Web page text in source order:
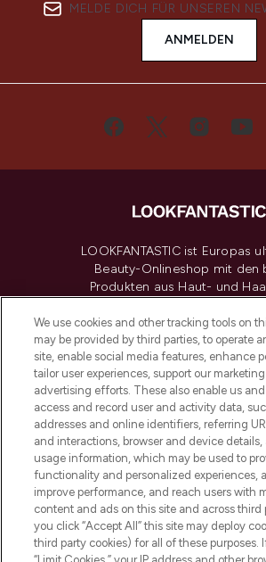
MELDE DICH FÜR UNSEREN
ANMELDEN
LOOKFANTASTIC ist Europas
Beauty-Onlineshop mit den
Produkten aus Haut- und
renommierten Marken.
oder über die App mit
Lieferung ab einem
Cookie-Einwilligung
Do Not Sell or Share My
Information
HILFE & INFORMATION
IMPRESSUM
We use cookies and other tracking tools on
may be provided by third parties, to operate
site, enable social media features, enhance
tailor user experiences, support our
advertising efforts. These also enable us
access and record user and activity data,
addresses and online identifiers, referring
and interactions, browser and device
usage information, which may be used to
functionality and personalized experiences,
improve performance, and reach users with
content and ads on this site and across third
you click “Accept All” this site may deploy
third party cookies) for all of these purposes.